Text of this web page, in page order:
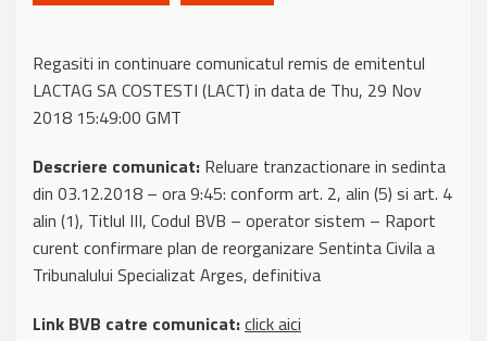
Regasiti in continuare comunicatul remis de emitentul
LACTAG SA COSTESTI (LACT) in data de Thu, 29 Nov
2018 15:49:00 GMT
Descriere comunicat: Reluare tranzactionare in sedinta
din 03.12.2018 – ora 9:45: conform art. 2, alin (5) si art. 4
alin (1), Titlul III, Codul BVB – operator sistem – Raport
curent confirmare plan de reorganizare Sentinta Civila a
Tribunalului Specializat Arges, definitiva
Link BVB catre comunicat:click aici